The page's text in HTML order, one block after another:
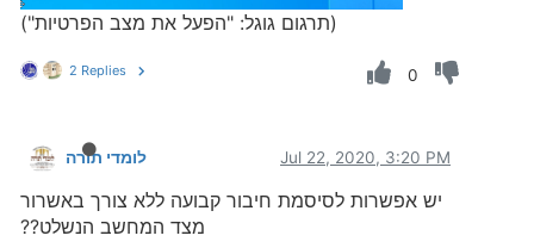
(תרגום גוגל: "הפעל את מצב הפרטיות")
2 Replies 0
לומדי תורה Jul 22, 2020, 3:20 PM
יש אפשרות לסיסמת חיבור קבועה ללא צורך באשרור
מצד המחשב הנשלט??